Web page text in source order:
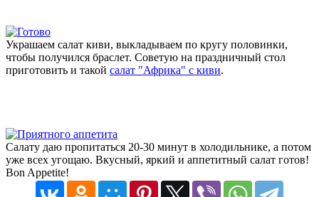
Украшаем салат киви, выкладываем по кругу половинки,
чтобы получился браслет. Советую на праздничный стол
приготовить и такой салат "Африка" с киви.
Салату даю пропитаться 20-30 минут в холодильнике, а потом
уже всех угощаю. Вкусный, яркий и аппетитный салат готов!
Bon Appetite!